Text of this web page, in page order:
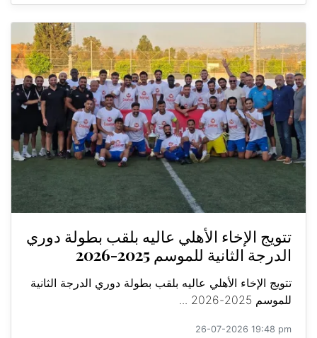
تتويج الإخاء الأهلي عاليه بلقب بطولة دوري
الدرجة الثانية للموسم 2025-2026
تتويج الإخاء الأهلي عاليه بلقب بطولة دوري الدرجة الثانية
للموسم 2025-2026 ...
26-07-2026 19:48 pm